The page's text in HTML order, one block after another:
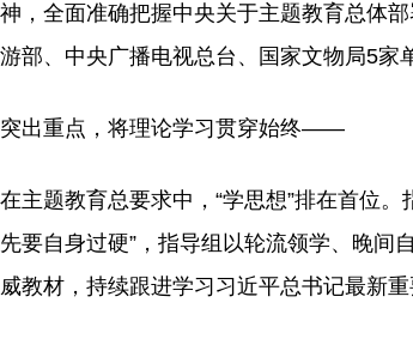
神，全面准确把握中央关于主题教育总体
游部、中央广播电视总台、国家文物局5家
突出重点，将理论学习贯穿始终——
在主题教育总要求中，“学思想”排在首位
先要自身过硬”，指导组以轮流领学、晚间
威教材，持续跟进学习习近平总书记最新